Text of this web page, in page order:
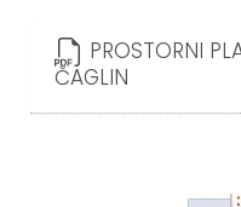
PROSTORNI
ČAGLIN